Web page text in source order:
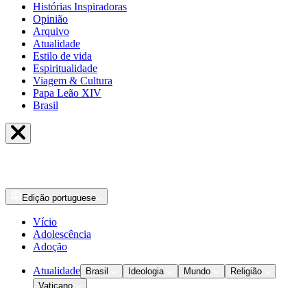
Histórias Inspiradoras
Opinião
Arquivo
Atualidade
Estilo de vida
Espiritualidade
Viagem & Cultura
Papa Leão XIV
Brasil
Edição portuguese
Vício
Adolescência
Adoção
Atualidade Brasil Ideologia Mundo
Religião
Vaticano